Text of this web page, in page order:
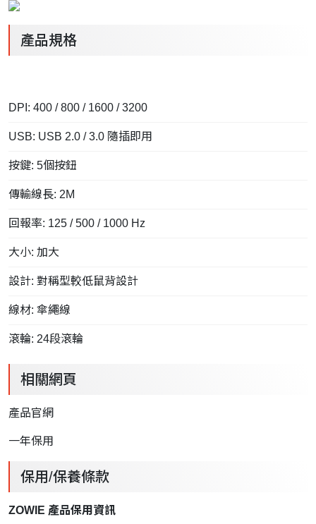
產品規格
DPI: 400 / 800 / 1600 / 3200
USB: USB 2.0 / 3.0 隨插即用
按鍵: 5個按鈕
傳輸線長: 2M
回報率: 125 / 500 / 1000 Hz
大小: 加大
設計: 對稱型較低鼠背設計
線材: 傘繩線
滾輪: 24段滾輪
相關網頁
產品官網
一年保用
保用/保養條款
ZOWIE 產品保用資訊